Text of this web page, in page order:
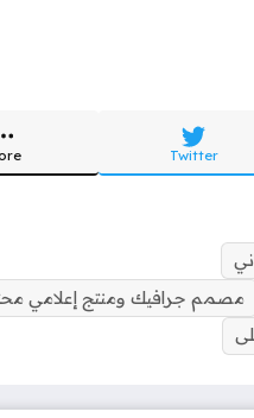
Twitter
مصمم جرافيك ومنتج إعلامي